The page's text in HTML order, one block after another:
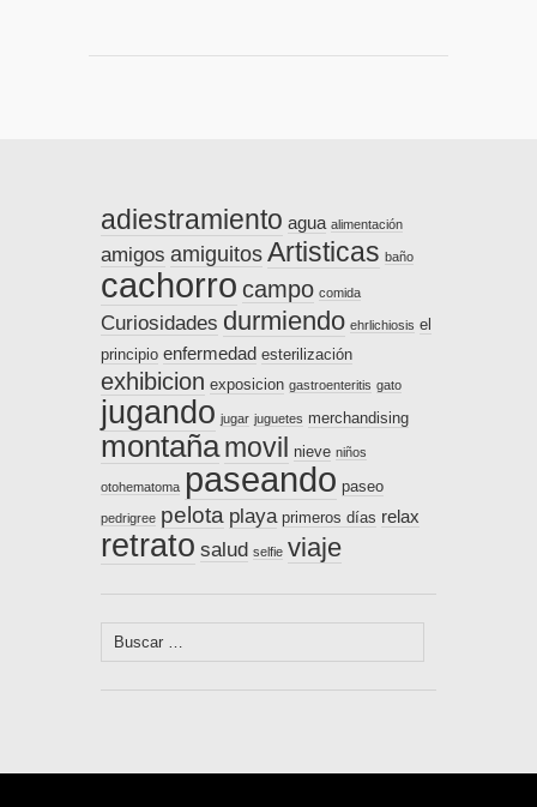
adiestramiento agua alimentación
amigos amiguitos Artisticas baño
cachorro campo comida
Curiosidades durmiendo ehrlichiosis el
principio enfermedad esterilización
exhibicion exposicion gastroenteritis gato
jugando jugar juguetes merchandising
montaña movil nieve niños
otohematoma paseando paseo
pedrigree pelota playa primeros días relax
retrato salud selfie viaje
Buscar: